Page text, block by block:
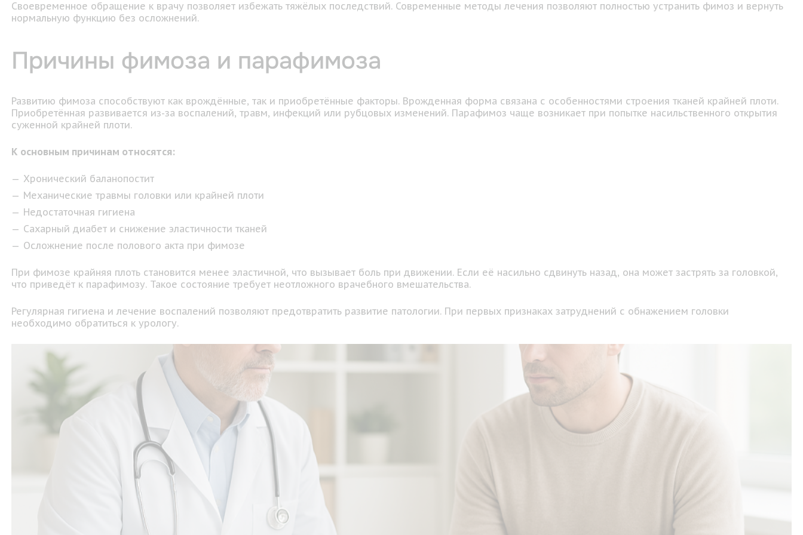
Своевременное обращение к врачу позволяет избежать тяжёлых последствий. Современные методы лечения позволяют полностью устранить фимоз и вернуть
нормальную функцию без осложнений.
Причины фимоза и парафимоза
Развитию фимоза способствуют как врождённые, так и приобретённые факторы. Врожденная форма связана с особенностями строения тканей крайней плоти.
Приобретённая развивается из-за воспалений, травм, инфекций или рубцовых изменений. Парафимоз чаще возникает при попытке насильственного открытия
суженной крайней плоти.
К основным причинам относятся:
Хронический баланопостит
Механические травмы головки или крайней плоти
Недостаточная гигиена
Сахарный диабет и снижение эластичности тканей
Осложнение после полового акта при фимозе
При фимозе крайняя плоть становится менее эластичной, что вызывает боль при движении. Если её насильно сдвинуть назад, она может застрять за головкой,
что приведёт к парафимозу. Такое состояние требует неотложного врачебного вмешательства.
Регулярная гигиена и лечение воспалений позволяют предотвратить развитие патологии. При первых признаках затруднений с обнажением головки
необходимо обратиться к урологу.